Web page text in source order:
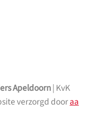
Apeldoorn| KvK
verzorgd dooraa